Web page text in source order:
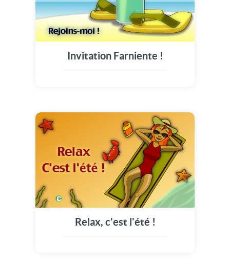
Invitation Farniente !
Relax, c'est l'été !